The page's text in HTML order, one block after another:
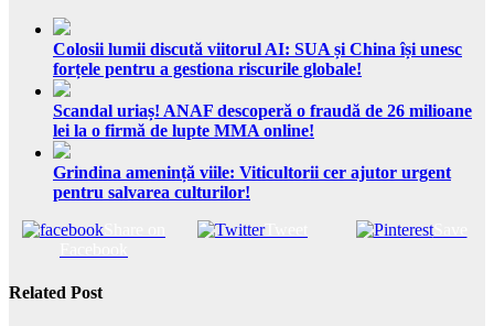
Colosii lumii discută viitorul AI: SUA și China își unesc
forțele pentru a gestiona riscurile globale!
Scandal uriaș! ANAF descoperă o fraudă de 26 milioane
lei la o firmă de lupte MMA online!
Grindina amenință viile: Viticultorii cer ajutor urgent
pentru salvarea culturilor!
Tweet Save
Related Post